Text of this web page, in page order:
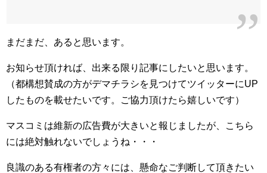
まだまだ、あると思います。
お知らせ頂ければ、出来る限り記事にしたいと思います。
（都構想賛成の方がデマチラシを見つけてツイッターにUP
したものを載せたいです。ご協力頂けたら嬉しいです）
マスコミは維新の広告費が大きいと報じましたが、こちら
には絶対触れないでしょうね・・・
良識のある有権者の方々には、懸命なご判断して頂きたい